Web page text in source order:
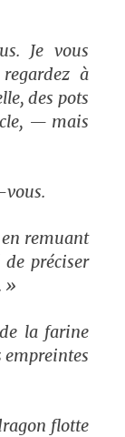
Je vous
à
des pots
— mais
vous.
remuant
préciser
»
la farine
empreintes
flotte